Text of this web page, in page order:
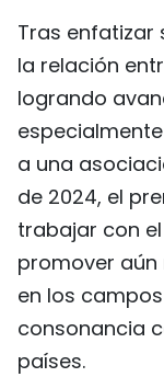
Tras enfatizar
la relación
logrando
a una
de 2024, el
trabajar con
promover
en los
consonancia
países.